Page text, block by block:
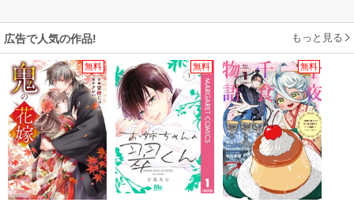
広告で人気の作品! もっと見る
無料 無料 無料